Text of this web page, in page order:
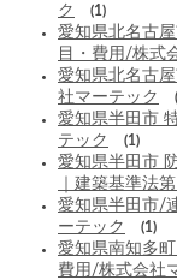
ク
(1)
愛知県北名古
目・費用/株式
愛知県北名古
社マーテック
愛知県半田市
テック
(1)
愛知県半田市
｜建築基準法
愛知県半田市/
ーテック
(1)
愛知県南知多
費用/株式会社